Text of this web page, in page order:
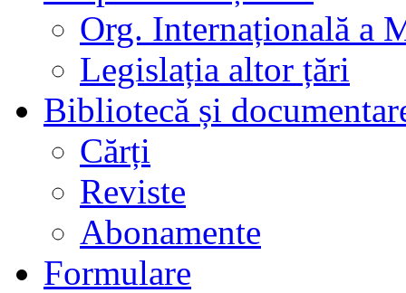
Org. Internațională a
Legislația altor țări
Bibliotecă și
Cărți
Reviste
Abonamente
Formulare